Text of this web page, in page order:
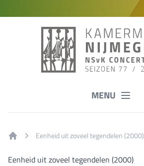
MENU
Eenheid uit zoveel tegendelen (2000)
Eenheid uit zoveel tegendelen (2000)